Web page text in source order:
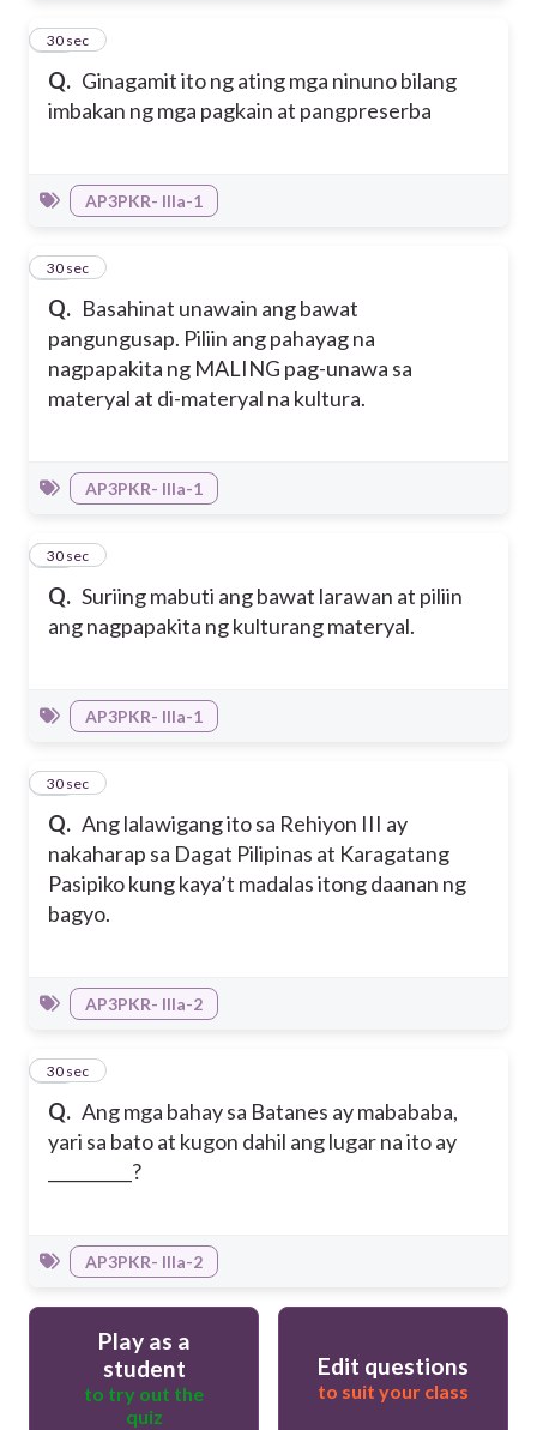
Q. Ginagamit ito ng ating mga ninuno bilang
imbakan ng mga pagkain at pangpreserba
26
30 sec
AP3PKR- IIIa-1
Q. Basahinat unawain ang bawat
pangungusap. Piliin ang pahayag na
nagpapakita ng MALING pag-unawa sa
materyal at di-materyal na kultura.
27
30 sec
AP3PKR- IIIa-1
Q. Suriing mabuti ang bawat larawan at piliin
ang nagpapakita ng kulturang materyal.
28
30 sec
AP3PKR- IIIa-1
Q. Ang lalawigang ito sa Rehiyon III ay
nakaharap sa Dagat Pilipinas at Karagatang
Pasipiko kung kaya’t madalas itong daanan ng
bagyo.
29
30 sec
AP3PKR- IIIa-2
Q. Ang mga bahay sa Batanes ay mabababa,
yari sa bato at kugon dahil ang lugar na ito ay
__________?
30
30 sec
AP3PKR- IIIa-2
Play as a
student
to try out the
quiz
Edit questions
to suit your class